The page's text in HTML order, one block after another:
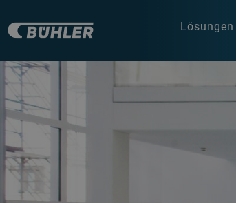
Lösungen